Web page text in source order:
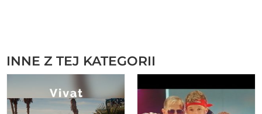
INNE Z TEJ KATEGORII